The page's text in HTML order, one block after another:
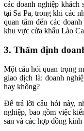
các doanh nghiệp
tại Sa Pa, trong khi các
quan tâm đến các
khu vực cửa khẩu Lào
3. Thẩm định
Một câu hỏi quan trọng
giao dịch là: doanh
hay không?
Để trả lời câu hỏi này,
nghiệp, bao gồm việc
sản và các hợp đồng